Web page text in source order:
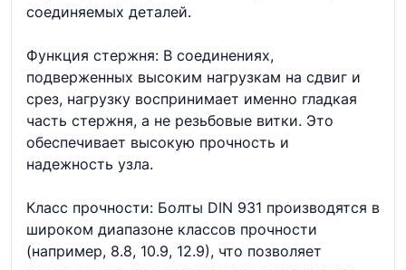
соединяемых деталей.
Функция стержня: В соединениях,
подверженных высоким нагрузкам на сдвиг и
срез, нагрузку воспринимает именно гладкая
часть стержня, а не резьбовые витки. Это
обеспечивает высокую прочность и
надежность узла.
Класс прочности: Болты DIN 931 производятся в
широком диапазоне классов прочности
(например, 8.8, 10.9, 12.9), что позволяет